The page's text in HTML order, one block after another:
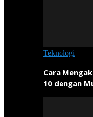
Teknologi
Cara
10 dengan